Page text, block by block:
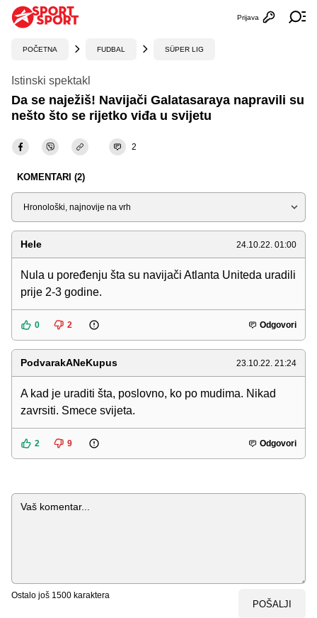
Otvori
Prijava
POČETNA FUDBAL SÜPER LIG
Istinski spektakl
Da se naježiš! Navijači Galatasaraya napravili su
nešto što se rijetko viđa u svijetu
2
KOMENTARI (2)
Sortiraj
Hele 24.10.22. 01:00
Nula u poređenju šta su navijači Atlanta Uniteda uradili
prije 2-3 godine.
0 2 Odgovori
PodvarakANeKupus 23.10.22. 21:24
A kad je uraditi šta, poslovno, ko po mudima. Nikad
zavrsiti. Smece svijeta.
2 9 Odgovori
Komentar
Ostalo još 1500 karaktera
POŠALJI